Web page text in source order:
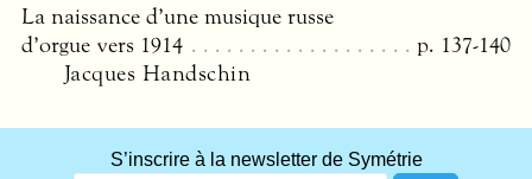
La naissance d’une musique russe
d’orgue vers 1914
p. 137-140
Jacques Handschin
S’inscrire à la newsletter de Symétrie